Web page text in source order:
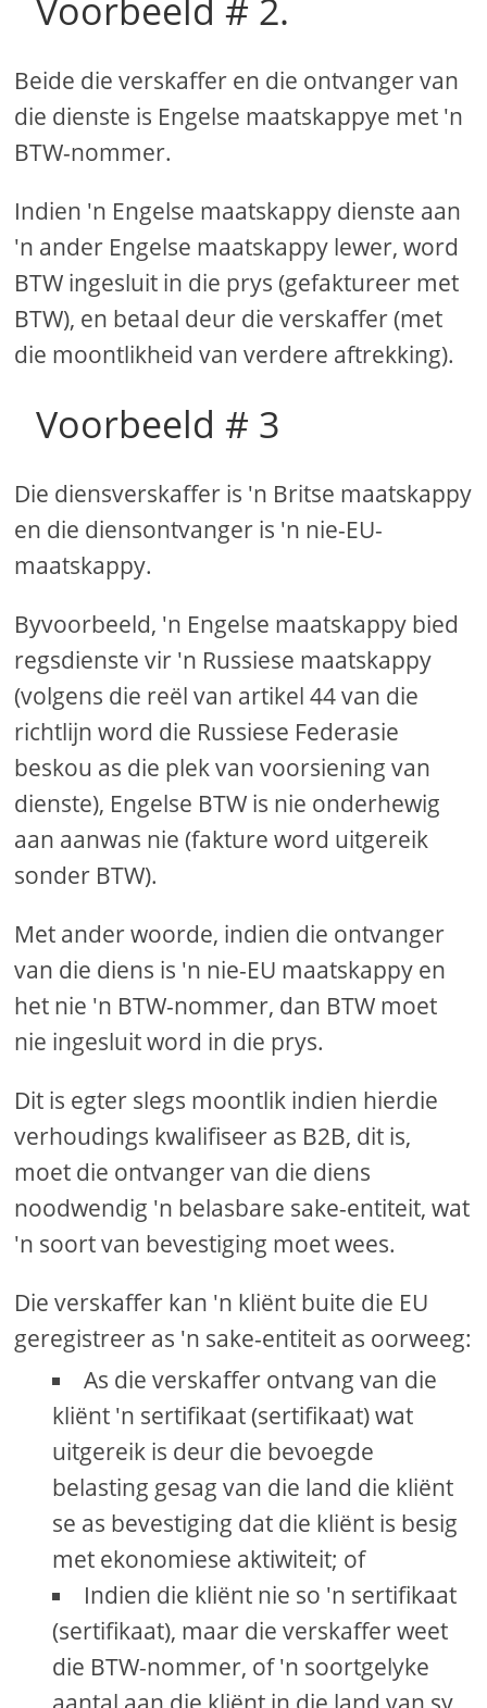
Voorbeeld # 2.
Beide die verskaffer en die ontvanger van
die dienste is Engelse maatskappye met 'n
BTW-nommer.
Indien 'n Engelse maatskappy dienste aan
'n ander Engelse maatskappy lewer, word
BTW ingesluit in die prys (gefaktureer met
BTW), en betaal deur die verskaffer (met
die moontlikheid van verdere aftrekking).
Voorbeeld # 3
Die diensverskaffer is 'n Britse maatskappy
en die diensontvanger is 'n nie-EU-
maatskappy.
Byvoorbeeld, 'n Engelse maatskappy bied
regsdienste vir 'n Russiese maatskappy
(volgens die reël van artikel 44 van die
richtlijn word die Russiese Federasie
beskou as die plek van voorsiening van
dienste), Engelse BTW is nie onderhewig
aan aanwas nie (fakture word uitgereik
sonder BTW).
Met ander woorde, indien die ontvanger
van die diens is 'n nie-EU maatskappy en
het nie 'n BTW-nommer, dan BTW moet
nie ingesluit word in die prys.
Dit is egter slegs moontlik indien hierdie
verhoudings kwalifiseer as B2B, dit is,
moet die ontvanger van die diens
noodwendig 'n belasbare sake-entiteit, wat
'n soort van bevestiging moet wees.
Die verskaffer kan 'n kliënt buite die EU
geregistreer as 'n sake-entiteit as oorweeg:
As die verskaffer ontvang van die
kliënt 'n sertifikaat (sertifikaat) wat
uitgereik is deur die bevoegde
belasting gesag van die land die kliënt
se as bevestiging dat die kliënt is besig
met ekonomiese aktiwiteit; of
Indien die kliënt nie so 'n sertifikaat
(sertifikaat), maar die verskaffer weet
die BTW-nommer, of 'n soortgelyke